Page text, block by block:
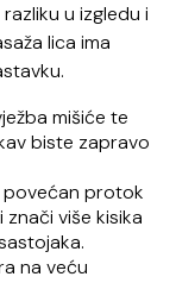
u izgledu i
lica ima
mišiće te
biste zapravo
povećan protok
više kisika
na veću